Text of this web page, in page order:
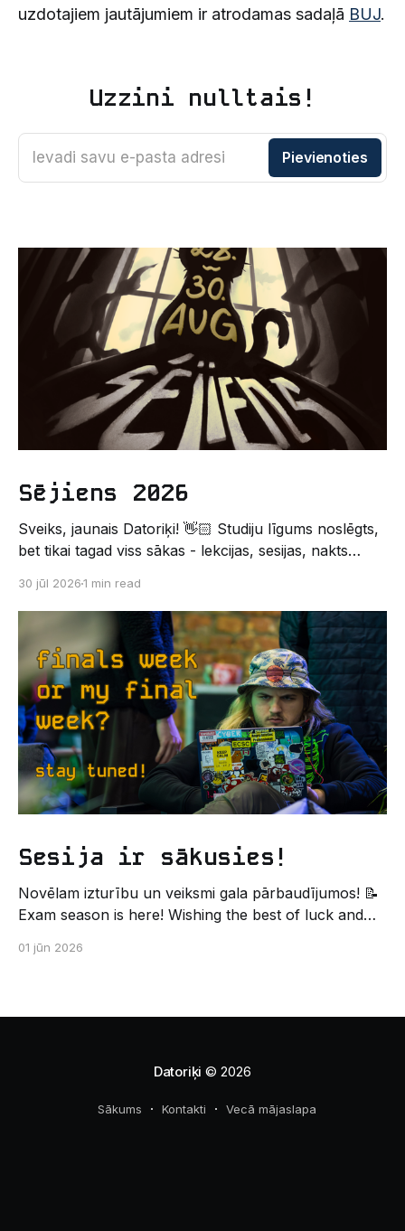
uzdotajiem jautājumiem ir atrodamas sadaļā BUJ.
Uzzini nulltais!
Ievadi savu e-pasta adresi Pievienoties
Sējiens 2026
Sveiks, jaunais Datoriķi! 👋🏻 Studiju līgums noslēgts,
bet tikai tagad viss sākas - lekcijas, sesijas, nakts
Un kas gan būtu labāks veids, kā iepazīt savu jauno
dzīvi LU EZTF datoriķu vidē, par došanos uz
leģendāro “Sējienu”? 🐱 Šī pirmsaristoteļa nometne
palīdzēs tev iegūt pirmos draugus, ieskatu studenta
30 jūl 20261 min read
Sesija ir sākusies!
Novēlam izturību un veiksmi gala pārbaudījumos! 📝
Exam season is here! Wishing the best of luck and
pašpārvaldes komunikācijas virziens
01 jūn 2026
Datoriķi © 2026
Sākums Kontakti Vecā mājaslapa